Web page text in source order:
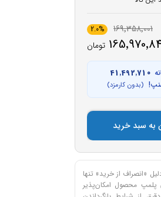
169٬358٬001 2.0%
تومان
41٬492٬710
(بدون کارمزد)
به سبد خرید
«انصراف از خرید» تنها
محصول امکان‌پذیر